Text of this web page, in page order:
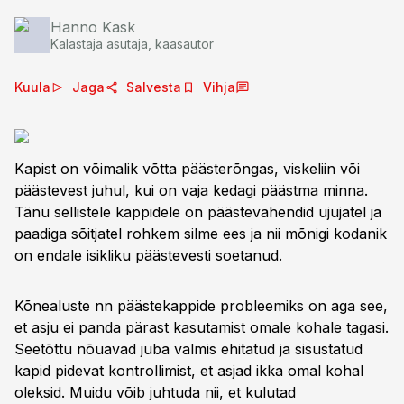
Hanno Kask
Kalastaja asutaja, kaasautor
Kuula Jaga Salvesta Vihja
Kapist on võimalik võtta päästerõngas, viskeliin või
päästevest juhul, kui on vaja kedagi päästma minna.
Tänu sellistele kappidele on päästevahendid ujujatel ja
paadiga sõitjatel rohkem silme ees ja nii mõnigi kodanik
on endale isikliku päästevesti soetanud.
Kõnealuste nn päästekappide probleemiks on aga see,
et asju ei panda pärast kasutamist omale kohale tagasi.
Seetõttu nõuavad juba valmis ehitatud ja sisustatud
kapid pidevat kontrollimist, et asjad ikka omal kohal
oleksid. Muidu võib juhtuda nii, et kulutad